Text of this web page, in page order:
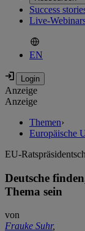
Success
Live-
EN
Anzeige
Anzeige
Themen›
Europäische
EU-
Deutsche
Thema sein
von
Frauke Suhr,